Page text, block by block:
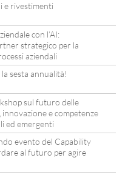
e rivestimenti
con l’AI:
strategico per la
aziendali
sesta annualità!
sul futuro delle
e competenze
ed emergenti
evento del Capability
al futuro per agire